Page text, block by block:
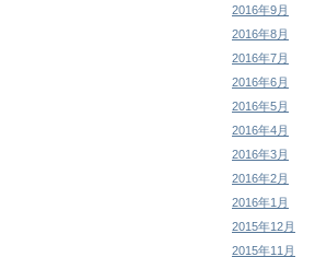
2016年9月
2016年8月
2016年7月
2016年6月
2016年5月
2016年4月
2016年3月
2016年2月
2016年1月
2015年12月
2015年11月